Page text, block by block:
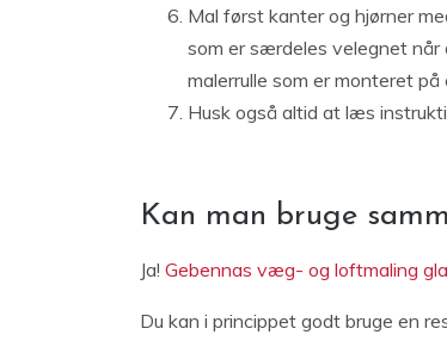
Mal først kanter og hjørner
som er særdeles velegnet når
malerrulle som er monteret
Husk også altid at læs
Kan man bruge
Ja! Gebennas væg- og loftmaling
Du kan i princippet godt bruge en